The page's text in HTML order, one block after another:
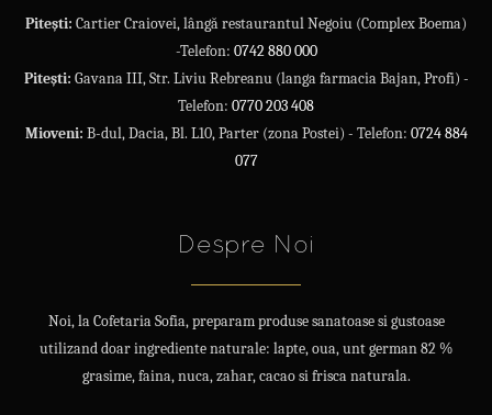
Pitești: Cartier Craiovei, lângă restaurantul Negoiu (Complex Boema)
-Telefon: 0742 880 000
Pitești: Gavana III, Str. Liviu Rebreanu (langa farmacia Bajan, Profi) -
Telefon: 0770 203 408
Mioveni: B-dul, Dacia, Bl. L10, Parter (zona Postei) - Telefon: 0724 884
077
Despre Noi
Noi, la Cofetaria Sofia, preparam produse sanatoase si gustoase
utilizand doar ingrediente naturale: lapte, oua, unt german 82 %
grasime, faina, nuca, zahar, cacao si frisca naturala.